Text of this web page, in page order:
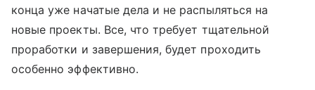
конца уже начатые дела и не распыляться на
новые проекты. Все, что требует тщательной
проработки и завершения, будет проходить
особенно эффективно.